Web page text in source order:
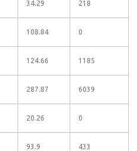
34.29 218
108.84 0
124.66 1185
287.87 6039
20.26 0
93.9 433